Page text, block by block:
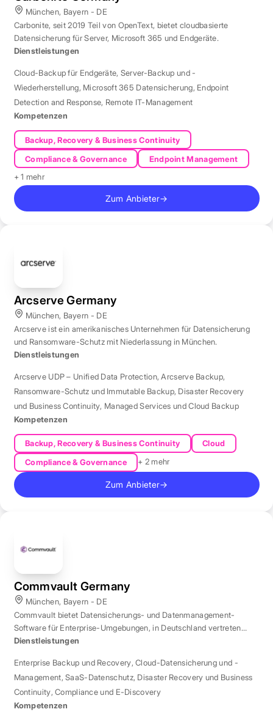
München, Bayern - DE
Carbonite, seit 2019 Teil von OpenText, bietet cloudbasierte
Datensicherung für Server, Microsoft 365 und Endgeräte.
Dienstleistungen
Cloud-Backup für Endgeräte, Server-Backup und -
Wiederherstellung, Microsoft 365 Datensicherung, Endpoint
Detection and Response, Remote IT-Management
Kompetenzen
Backup, Recovery & Business Continuity
Compliance & Governance
Endpoint Management
+ 1 mehr
Zum Anbieter→
Arcserve Germany
München, Bayern - DE
Arcserve ist ein amerikanisches Unternehmen für Datensicherung
und Ransomware-Schutz mit Niederlassung in München.
Dienstleistungen
Arcserve UDP – Unified Data Protection,Arcserve Backup,
Ransomware-Schutz und Immutable Backup, Disaster Recovery
und Business Continuity, Managed Services und Cloud Backup
Kompetenzen
Backup, Recovery & Business Continuity
Cloud
Compliance & Governance
+ 2 mehr
Zum Anbieter→
Commvault Germany
München, Bayern - DE
Commvault bietet Datensicherungs- und Datenmanagement-
Software für Enterprise-Umgebungen, in Deutschland vertreten
durch eine Niederlassung in München.
Dienstleistungen
Enterprise Backup und Recovery,Cloud-Datensicherung und -
Management,SaaS-Datenschutz, Disaster Recovery und Business
Continuity,Compliance und E-Discovery
Kompetenzen